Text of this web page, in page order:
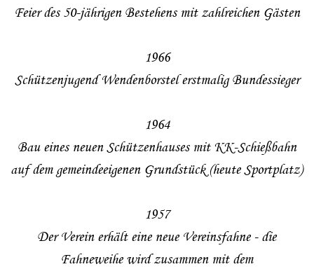
Feier des 50-jährigen Bestehens mit zahlreichen Gästen
1966
Schützenjugend Wendenborstel erstmalig Bundessieger
1964
Bau eines neuen Schützenhauses mit KK-Schießbahn
auf dem gemeindeeigenen Grundstück (heute Sportplatz)
1957
Der Verein erhält eine neue Vereinsfahne - die
Fahneweihe wird zusammen mit dem